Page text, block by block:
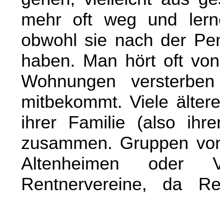
mehr oft weg und
obwohl sie nach der
haben. Man hört oft
Wohnungen
mitbekommt. Viele
ihrer Familie (also
zusammen. Gruppen
Altenheimen oder
Rentnervereine, da